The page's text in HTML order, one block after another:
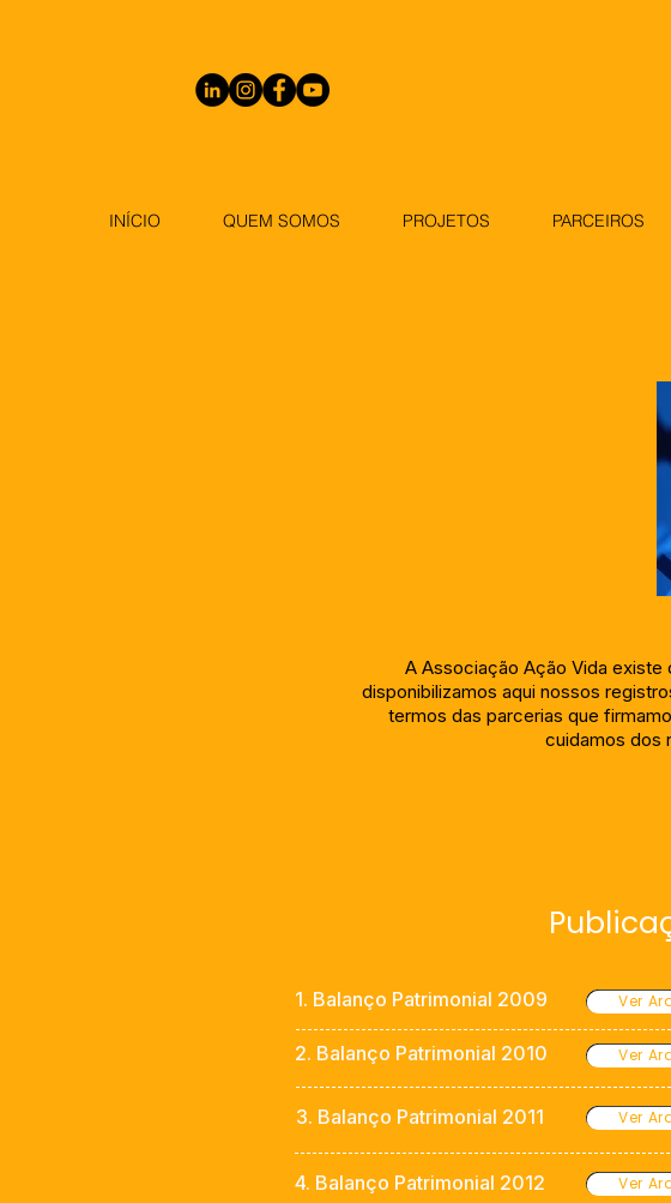
INÍCIO QUEM SOMOS PROJETOS PARCEIROS
A Associação Ação Vida
disponibilizamos aqui nossos
termos das parcerias que
cuidamos dos
1. Balanço Patrimonial 2009 Ver
2. Balanço Patrimonial 2010 Ver
3. Balanço Patrimonial 2011 Ver
4. Balanço Patrimonial 2012 Ver